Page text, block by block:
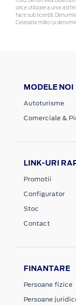
orice utilizare a unor
face sub licență.
Celelalte mărci și
MODELE NOI
Autoturisme
Comerciale &
LINK-URI
Promotii
Configurator
Stoc
Contact
FINANTARE
Persoane fizice
Persoane